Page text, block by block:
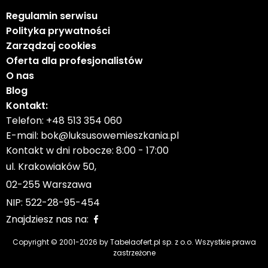
Czy wiesz, że z homfi możesz kupić nieruchomość
kompleksowo, tzn. załatwiając wszystko w jednej
firmie? Oprócz agentów nieruchomości pomagających
w znalezieniu i zakupie nieruchomości, oddajemy Ci do
dyspozycji doświadczonych ekspertów kredytowych,
zdolnych architektów wnętrz i zaradnych specjalistów
od zarządzania najmem.
Dzięki temu z nami znajdziesz nieruchomość,
sfinansujesz jej zakup, zaprojektujesz i wykończysz jej
wnętrze a następnie sprzedasz lub wynajmiesz z opcją
przekazania nam nieruchomości do zarządzania
Zapytaj opiekuna oferty o szczegóły.
Regulamin serwisu
Polityka prywatności
Zarządzaj cookies
Oferta dla profesjonalistów
O nas
Blog
Kontakt:
Telefon: +48 513 354 060
E-mail: bok@luksusowemieszkania.pl
Kontakt w dni robocze: 8:00 - 17:00
ul. Krakowiaków 50,
02-255 Warszawa
NIP: 522-28-95-454
Znajdziesz nas na:
Copyright © 2001-2026 by Tabelaofert.pl sp. z o.o. Wszystkie prawa
zastrzeżone